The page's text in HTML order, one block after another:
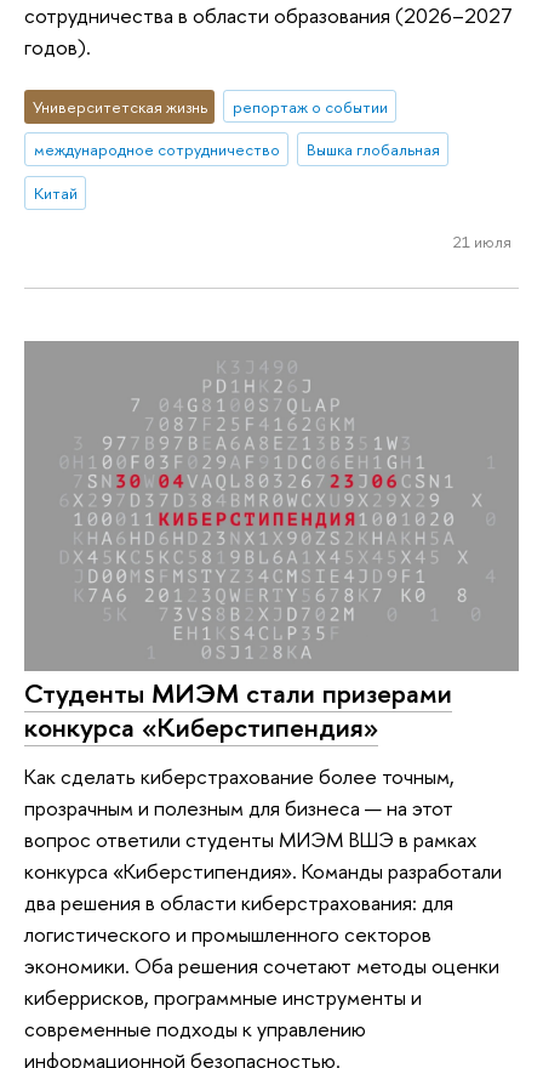
сотрудничества в области образования (2026–2027
годов).
Университетская жизнь
репортаж о событии
международное сотрудничество
Вышка глобальная
Китай
21 июля
Студенты МИЭМ стали призерами
конкурса «Киберстипендия»
Как сделать киберстрахование более точным,
прозрачным и полезным для бизнеса — на этот
вопрос ответили студенты МИЭМ ВШЭ в рамках
конкурса «Киберстипендия». Команды разработали
два решения в области киберстрахования: для
логистического и промышленного секторов
экономики. Оба решения сочетают методы оценки
киберрисков, программные инструменты и
современные подходы к управлению
информационной безопасностью.